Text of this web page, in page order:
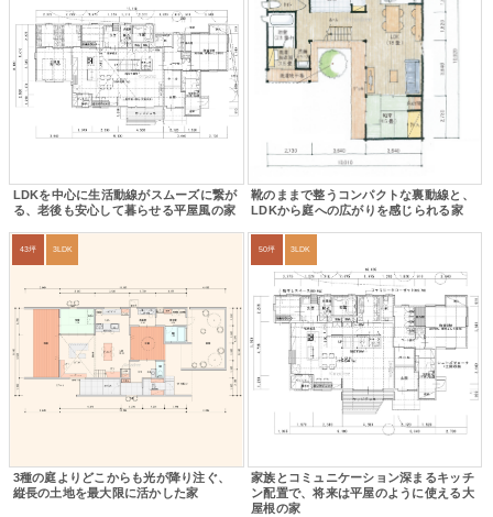
LDKを中心に生活動線がスムーズに繋が
る、老後も安心して暮らせる平屋風の家
靴のままで整うコンパクトな裏動線と、
LDKから庭への広がりを感じられる家
43坪 3LDK
3種の庭よりどこからも光が降り注ぐ、
縦長の土地を最大限に活かした家
50坪 3LDK
家族とコミュニケーション深まるキッチ
ン配置で、将来は平屋のように使える大
屋根の家